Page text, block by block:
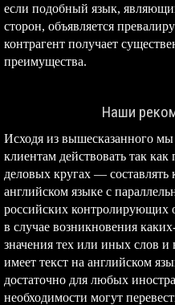
если подобный язык,
сторон, объявляется
контрагент получает
преимущества.
Наши
Исходя из вышесказанного
клиентам действовать так
деловых кругах — составлять
английском языке с
российских контролирующих
в случае возникновения
значения тех или иных слов
имеет текст на английском
достаточно для любых
необходимости могут